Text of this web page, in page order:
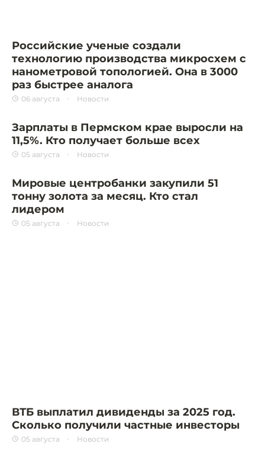
Российские ученые создали
технологию производства микросхем с
нанометровой топологией. Она в 3000
раз быстрее аналога
06 августа Новости
Зарплаты в Пермском крае выросли на
11,5%. Кто получает больше всех
05 августа Новости
Мировые центробанки закупили 51
тонну золота за месяц. Кто стал
лидером
05 августа Новости
ВТБ выплатил дивиденды за 2025 год.
Сколько получили частные инвесторы
05 августа Новости